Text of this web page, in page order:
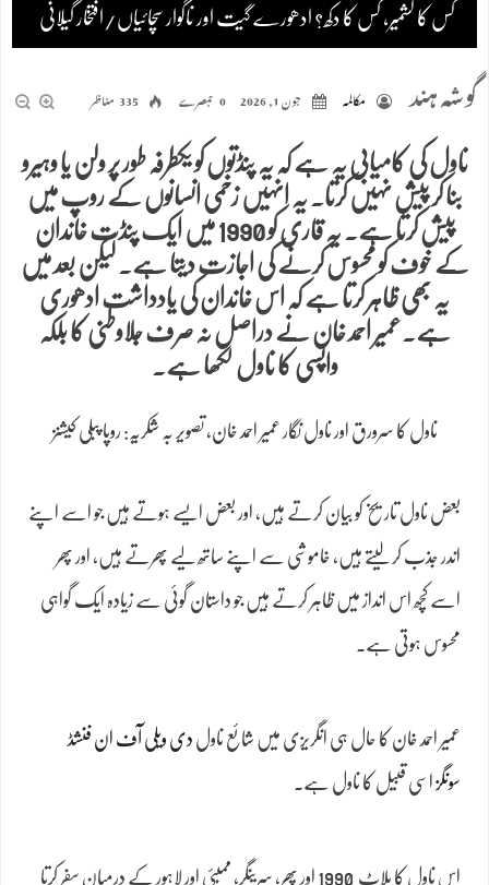
کس کا کشمیر، کس کا دکھ؟ ادھورے گیت اور ناگوار سچائیاں/افتخار گیلانی
گوشہ ہند مکالمہ جون 1, 2026 0 تبصرے 335 مناظر
ناول کی کامیابی یہ ہے کہ یہ پنڈتوں کو یکطرفہ طور پر ولن یا وہیرو
بنا کر پیش نہیں کرتا۔ یہ انہیں زخمی انسانوں کے روپ میں
پیش کرتا ہے۔ یہ قاری کو 1990 میں ایک پنڈت خاندان
کے خوف کو محسوس کرنے کی اجازت دیتا ہے۔ لیکن بعد میں
یہ بھی ظاہر کرتا ہے کہ اس خاندان کی یادداشت ادھوری
ہے۔عمیر احمد خان نے دراصل نہ صرف جلاوطنی کا بلکہ
واپسی کا ناول لکھا ہے۔
ناول کا سرورق اور ناول نگار عمیر احمد خان، تصویر بہ شکریہ: روپا پبلی کیشنز
بعض ناول تاریخ کو بیان کرتے ہیں، اور بعض ایسے ہوتے ہیں جو اسے اپنے
اندر جذب کر لیتے ہیں، خاموشی سے اپنے ساتھ لیے پھرتے ہیں، اور پھر
اسے کچھ اس انداز میں ظاہر کرتے ہیں جو داستان گوئی سے زیادہ ایک گواہی
محسوس ہوتی ہے۔
عمیر احمد خان کا حال ہی انگریزی میں شائع ناول دی ویلی آف ان فنشڈ
سونگزاسی قبیل کا ناول ہے۔
اس ناول کا پلاٹ 1990 اور پھر، سرینگر، ممبئی اور لاہور کے درمیان سفر کرتا